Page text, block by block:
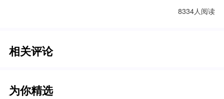
8334人阅读
相关评论
为你精选